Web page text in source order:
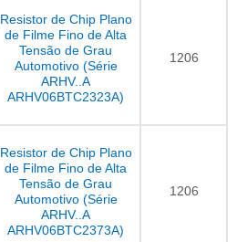
Resistor de Chip Plano
de Filme Fino de Alta
Tensão de Grau
Automotivo (Série
ARHV..A
ARHV06BTC2323A)
1206
Resistor de Chip Plano
de Filme Fino de Alta
Tensão de Grau
Automotivo (Série
ARHV..A
ARHV06BTC2373A)
1206